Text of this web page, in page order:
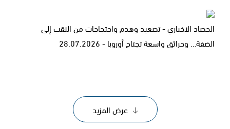
الحصاد الاخباري - تصعيد وهدم واحتجاجات من النقب إلى
الضفة… وحرائق واسعة تجتاح أوروبا - 28.07.2026
عرض المزيد